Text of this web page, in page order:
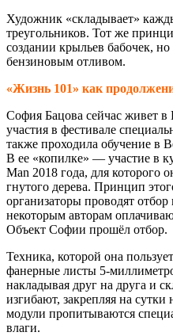
Художник «складывает»
треугольников. Тот же
создании крыльев бабочек,
бензиновым отливом.
«Жизнь 101» как
София Бацова сейчас живет
участия в фестивале
также проходила обучение в
В ее «копилке» — участие в
Man 2018 года, для которого
гнутого дерева. Принцип
организаторы проводят
некоторым авторам
Объект Софии прошёл отбор.
Техника, которой она
фанерные листы 5-
накладывая друг на друга и
изгибают, закрепляя на
модули пропитываются
влаги.